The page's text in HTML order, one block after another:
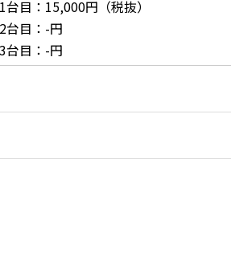
台目：15,000円（税抜）
台目：-円
台目：-円